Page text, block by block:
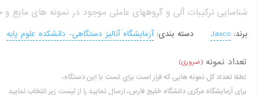
شناسایی ترکیبات آلی و گروههای عاملی موجود در نمونه های مایع و
برند: Jasco دسته بندی: آزمایشگاه آنالیز دستگاهی- دانشکده علوم پایه
تعداد نمونه (ضروری)
لطفا تعداد کل نمونه هایی که قرار است برای تست با این دستگاه،
برای آزمایشگاه مرکزی دانشگاه خلیج فارس، ارسال نمایید را از لیست زیر انتخاب نمایید